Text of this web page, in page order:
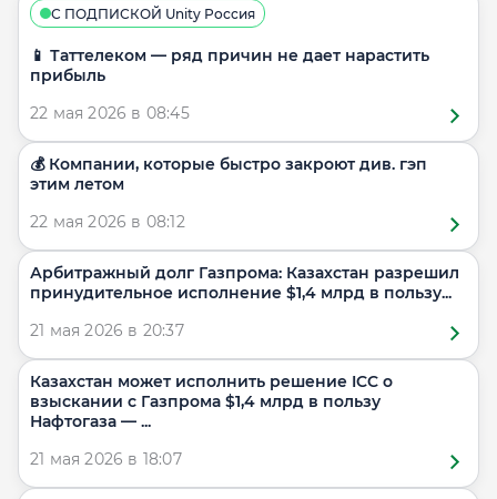
С ПОДПИСКОЙ Unity Россия
📱 Таттелеком — ряд причин не дает нарастить
прибыль
22 мая 2026 в 08:45
💰 Компании, которые быстро закроют див. гэп
этим летом
22 мая 2026 в 08:12
Арбитражный долг Газпрома: Казахстан разрешил
принудительное исполнение $1,4 млрд в пользу...
21 мая 2026 в 20:37
Казахстан может исполнить решение ICC о
взыскании с Газпрома $1,4 млрд в пользу
Нафтогаза — ...
21 мая 2026 в 18:07